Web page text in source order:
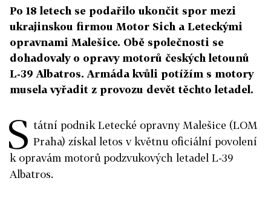
Po 18 letech se podařilo ukončit spor mezi
ukrajinskou firmou Motor Sich a Leteckými
opravnami Malešice. Obě společnosti se
dohadovaly o opravy motorů českých letounů
L-39 Albatros. Armáda kvůli potížím s motory
musela vyřadit z provozu devět těchto letadel.
S tátní podnik Letecké opravny Malešice (LOM
Praha) získal letos v květnu oficiální povolení
k opravám motorů podzvukových letadel L-39
Albatros.